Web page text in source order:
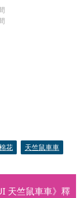
花 天竺鼠車車
天竺鼠車車》釋